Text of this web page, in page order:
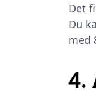
Det
Du
med
4.